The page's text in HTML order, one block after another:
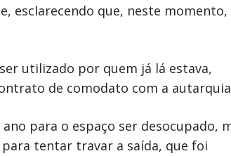
esclarecendo que, neste momento,
utilizado por quem já lá estava,
de comodato com a
para o espaço ser desocupado,
tentar travar a saída, que foi